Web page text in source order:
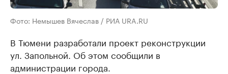
Фото: Немышев Вячеслав / РИА URA.RU
В Тюмени разработали проект реконструкции
ул. Запольной. Об этом сообщили в
администрации города.